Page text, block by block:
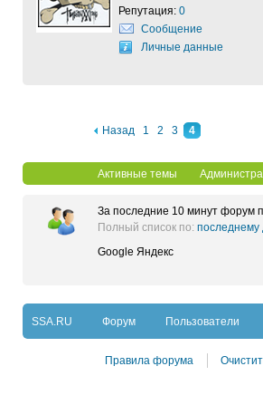
Репутация: 0
Сообщение
Личные данные
Назад 1 2 3 4
Активные темы
За последние 10 минут форум
Полный список по: последнему
Google Яндекс
SSA.RU Форум Пользователи
Правила форума